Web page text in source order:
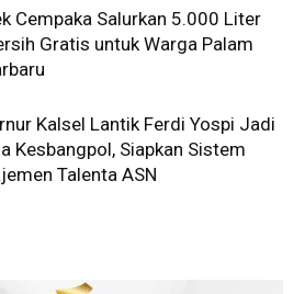
Cempaka Salurkan 5.000 Liter
Gratis untuk Warga Palam
Kalsel Lantik Ferdi Yospi Jadi
Kesbangpol, Siapkan Sistem
Talenta ASN